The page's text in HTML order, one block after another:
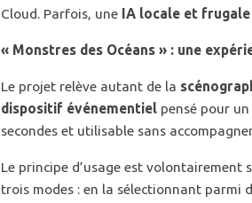
Cloud. Parfois, une IA locale et frugale
« Monstres des Océans » : une
Le projet relève autant de la
dispositif événementiel pensé pour
secondes et utilisable sans
Le principe d’usage est volontairement
trois modes : en la sélectionnant parmi